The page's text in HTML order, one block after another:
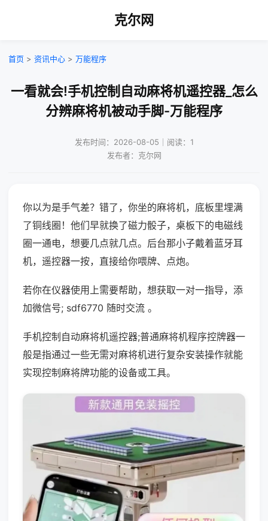
克尔网
首页 > 资讯中心 > 万能程序
一看就会!手机控制自动麻将机遥控器_怎么
分辨麻将机被动手脚-万能程序
发布时间：2026-08-05｜阅读：1
发布者：克尔网
你以为是手气差？错了，你坐的麻将机，底板里埋满
了铜线圈！他们早就换了磁力骰子，桌板下的电磁线
圈一通电，想要几点就几点。后台那小子戴着蓝牙耳
机，遥控器一按，直接给你喂牌、点炮。
若你在仪器使用上需要帮助，想获取一对一指导，添
加微信号; sdf6770 随时交流 。
手机控制自动麻将机遥控器;普通麻将机程序控牌器一
般是指通过一些无需对麻将机进行复杂安装操作就能
实现控制麻将牌功能的设备或工具。